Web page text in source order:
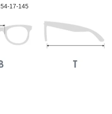
54-17-145